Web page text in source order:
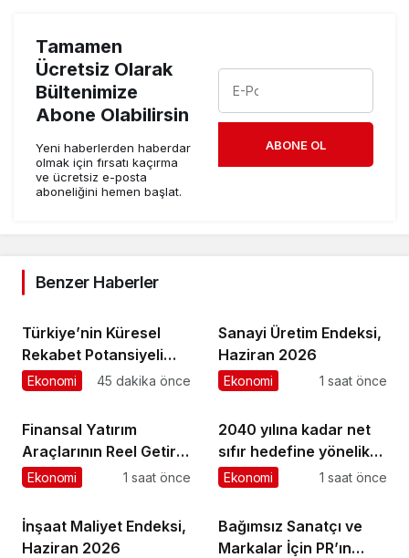
Tamamen
Ücretsiz Olarak
Bültenimize
Abone Olabilirsin
Yeni haberlerden haberdar
olmak için fırsatı kaçırma
ve ücretsiz e-posta
aboneliğini hemen başlat.
ABONE OL
Benzer Haberler
Türkiye’nin Küresel
Rekabet Potansiyeli
Çok Büyük
Ekonomi 45 dakika önce
Sanayi Üretim Endeksi,
Haziran 2026
Ekonomi 1 saat önce
Finansal Yatırım
Araçlarının Reel Getiri
Oranları, Temmuz
Ekonomi 1 saat önce
2040 yılına kadar net
sıfır hedefine yönelik
kararlılığını güçlendirdi
Ekonomi 1 saat önce
İnşaat Maliyet Endeksi,
Haziran 2026
Bağımsız Sanatçı ve
Markalar İçin PR’ın